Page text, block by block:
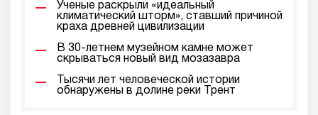
Ученые раскрыли «идеальный
климатический шторм», ставший причиной
краха древней цивилизации
В 30-летнем музейном камне может
скрываться новый вид мозазавра
Тысячи лет человеческой истории
обнаружены в долине реки Трент